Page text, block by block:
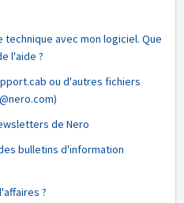
avec mon logiciel. Que
l'aide ?
ou d'autres fichiers
de Nero
bulletins d'information
?